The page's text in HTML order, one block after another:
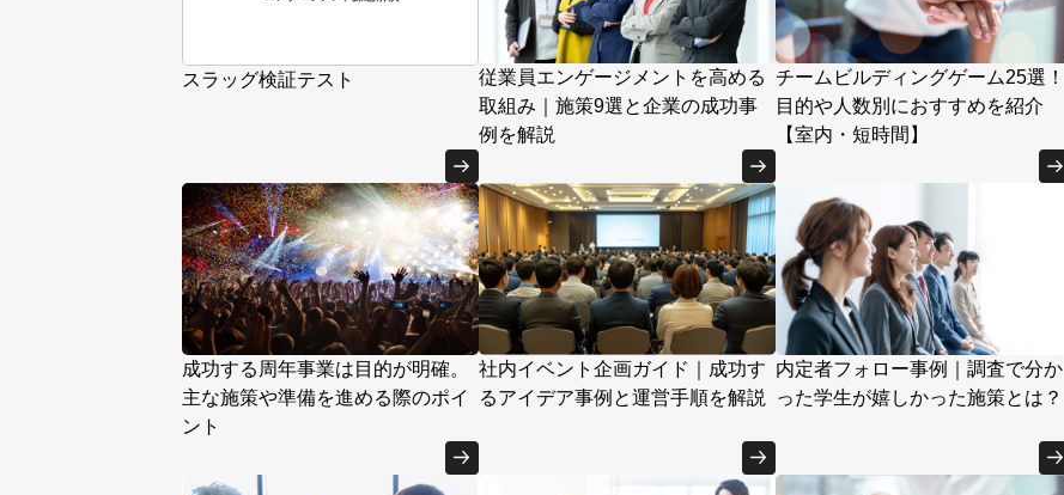
スラッグ検証テスト
従業員エンゲージメントを高める
取組み｜施策9選と企業の成功事
例を解説
チームビルディングゲーム25選！
目的や人数別におすすめを紹介
【室内・短時間】
成功する周年事業は目的が明確。
主な施策や準備を進める際のポイ
ント
社内イベント企画ガイド｜成功す
るアイデア事例と運営手順を解説
内定者フォロー事例｜調査で分か
った学生が嬉しかった施策とは？